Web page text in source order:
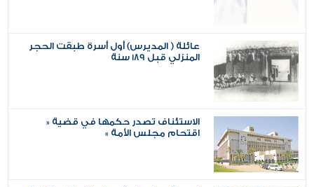
عائلة ( المديرس) أول أسرة طبقت الحجر
المنزلي قبل 189 سنة
الاستئناف تصدر حكمها في قضية «
اقتحام مجلس الأمة »